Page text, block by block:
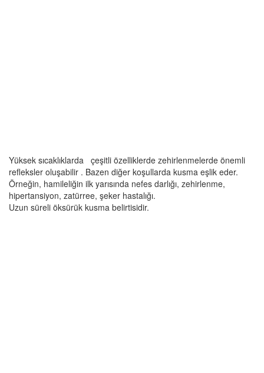
Yüksek sıcaklıklarda çeşitli özelliklerde zehirlenmelerde önemli
refleksler oluşabilir . Bazen diğer koşullarda kusma eşlik eder.
Örneğin, hamileliğin ilk yarısında nefes darlığı, zehirlenme,
hipertansiyon, zatürree, şeker hastalığı.
Uzun süreli öksürük kusma belirtisidir.